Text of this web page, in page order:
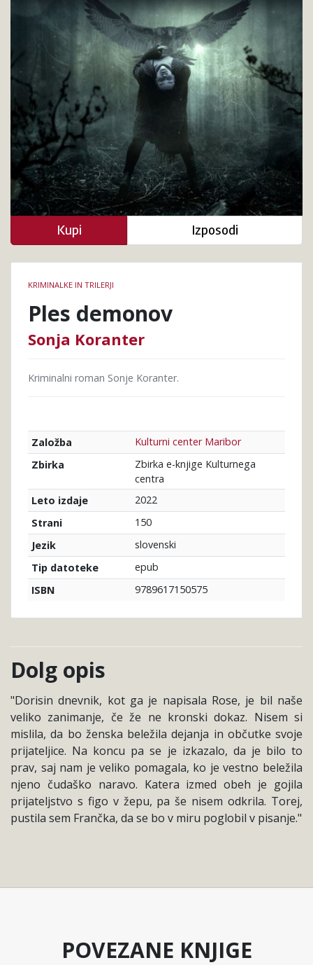
knjige
KRIMINALKE IN TRILERJI
Ples demonov
Sonja Koranter
Kriminalni roman Sonje Koranter.
Založba
Kulturni center Maribor
Zbirka
Zbirka e-knjige Kulturnega
centra
Leto izdaje
2022
Strani
150
Jezik
slovenski
Tip datoteke
epub
ISBN
9789617150575
Kupi Izposodi
Dolg opis
"Dorisin dnevnik, kot ga je napisala Rose, je bil naše
veliko zanimanje, če že ne kronski dokaz. Nisem si
mislila, da bo ženska beležila dejanja in občutke svoje
prijateljice. Na koncu pa se je izkazalo, da je bilo to
prav, saj nam je veliko pomagala, ko je vestno beležila
njeno čudaško naravo. Katera izmed obeh je gojila
prijateljstvo s figo v žepu, pa še nisem odkrila. Torej,
pustila sem Frančka, da se bo v miru poglobil v pisanje."
POVEZANE KNJIGE